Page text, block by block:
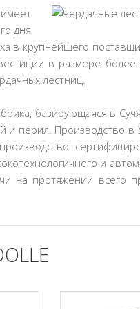
дня
в крупнейшего
в размере
лестниц.
базирующаяся в
и перил. Производство в
и
на протяжении всего